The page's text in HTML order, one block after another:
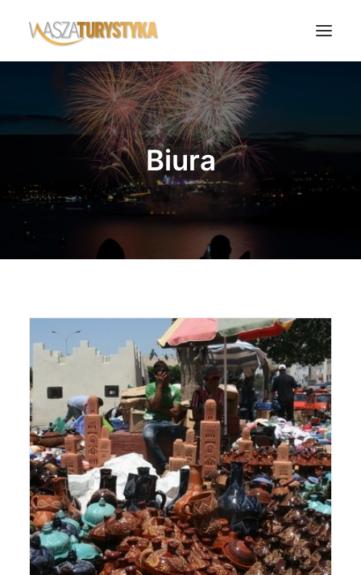
Księga wspomnień
Biura podróży
Noclegi
Polska
Świat
Wasze Podróże
Wyszukiwanie
Biura